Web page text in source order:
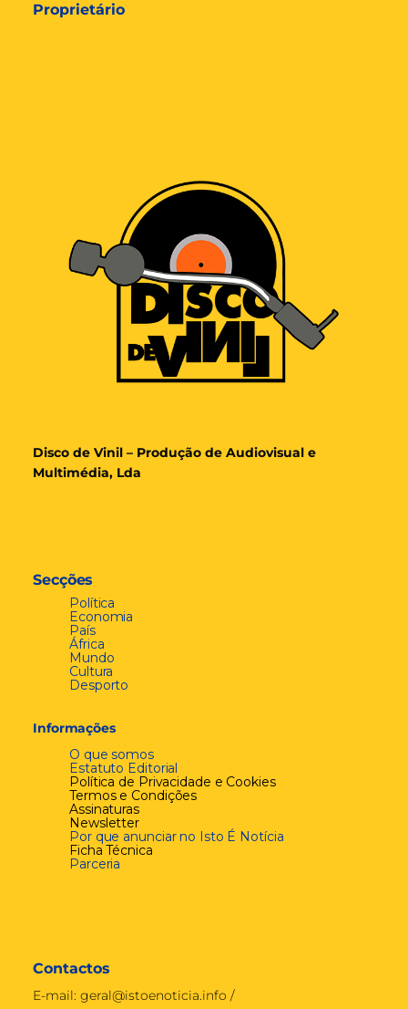
Proprietário
Disco de Vinil – Produção de Audiovisual e
Multimédia, Lda
Secções
Política
Economia
País
África
Mundo
Cultura
Desporto
Informações
O que somos
Estatuto Editorial
Política de Privacidade e Cookies
Termos e Condições
Assinaturas
Newsletter
Por que anunciar no Isto É Notícia
Ficha Técnica
Parceria
Contactos
E-mail: geral@istoenoticia.info /